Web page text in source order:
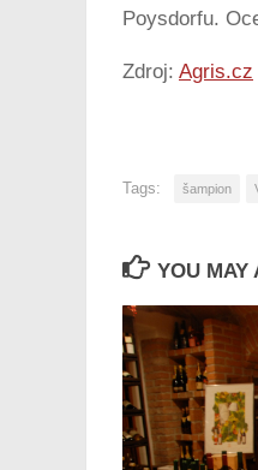
Poysdorfu.
Zdroj: Agris.cz
Tags: šampion
YOU MAY